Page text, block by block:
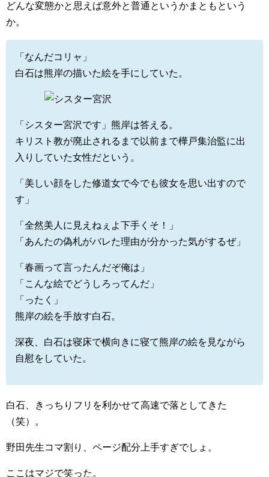
どんな変態かと思えば意外と普通というかまともという
か。
「なんだコリャ」
白石は熊岸の描いた絵を手にしていた。
「シスター宮沢です」熊岸は答える。
キリスト教が廃止されるまで以前まで樺戸集治監に出
入りしていた女性だという。
「美しい顔をした修道女で今でも彼女を思い出すので
す」
「全然美人に見えねぇよ下手くそ！」
「あんたの偽札がバレた理由が分かった気がするぜ」
「春画って言ったんだぞ俺は」
「こんな絵でどうしろってんだ」
「ったく」
熊岸の絵を手放す白石。
深夜、白石は寝床で横向きに寝て熊岸の絵を見ながら
自慰をしていた。
白石、きっちりフリを利かせて高速で落としてきた
（笑）。
野田先生コマ割り、ページ配分上手すぎでしょ。
ここはマジで笑った。